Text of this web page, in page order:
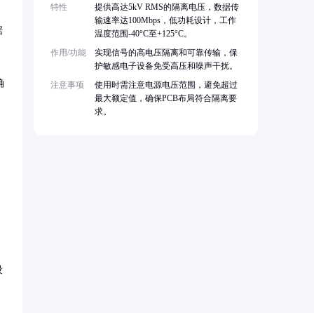
特性
提供高达5kV RMS的隔离电压，数据传
输速率达100Mbps，低功耗设计，工作
温度范围-40°C至+125°C。
作用/功能
实现信号的高电压隔离和可靠传输，保
护敏感电子设备免受高压和噪声干扰。
注意事项
使用时需注意电源电压范围，避免超过
最大额定值，确保PCB布局符合隔离要
求。